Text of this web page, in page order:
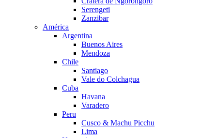
Serengeti
Zanzibar
América
Argentina
Buenos Aires
Mendoza
Chile
Santiago
Vale do Colchagua
Cuba
Havana
Varadero
Peru
Cusco & Machu Picchu
Lima